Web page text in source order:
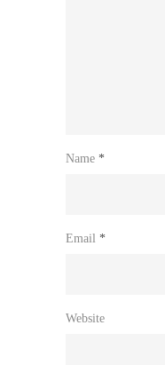
Name *
Email *
Website